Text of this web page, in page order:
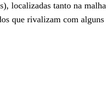
localizadas tanto na malha
que rivalizam com alguns